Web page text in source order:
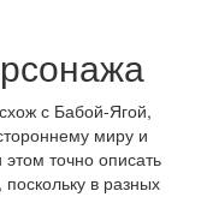
с Бабой-Ягой,
миру и
точно описать
в разных